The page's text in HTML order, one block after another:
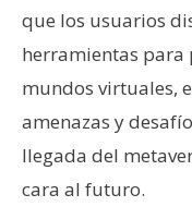
a
c
t
o
P
u
que los usuarios
herramientas para
mundos virtuales,
amenazas y
llegada del
cara al futuro.